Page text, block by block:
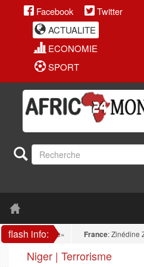
Facebook
Twitter
ACTUALITE
ECONOMIE
SPORT
flash info: France: Zinédine
Niger | Terrorisme